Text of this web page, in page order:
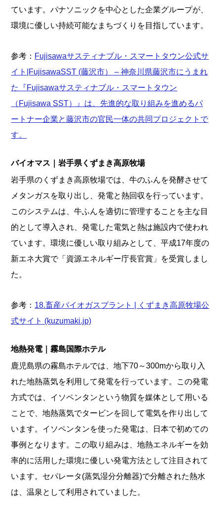
ています。パナソニックを中心とした企業グループが、
環境に優しい持続可能なまちづくりを目指しています。
参考： Fujisawaサスティナブル・スマートタウン公式サ
イト|FujisawaSST (藤沢市） – 神奈川県藤沢市にうまれ
た『Fujisawaサスティナブル・スマートタウン
（Fujisawa SST）』は、先進的な取り組みを進めるパ
ートナー企業と藤沢市の官民一体の共同プロジェクトで
す。
バイオマス｜岩手県くずまき高原牧場
岩手県のくずまき高原牧場では、牛のふんを発酵させて
メタンガスを取り出し、発電と熱回収を行っています。
このシステムは、牛ふんを適切に管理することを主な目
的として導入され、発電した電気と熱は施設内で使われ
ています。環境に優しい取り組みとして、平成17年度の
新エネ大賞で「資源エネルギー庁長官賞」を受賞しまし
た。
参考： 18.畜産バイオガスプラント | くずまき高原牧場公
式サイト (kuzumaki.jp)
地熱発電｜霧島国際ホテル
鹿児島県の霧島ホテルでは、地下70～300mから取り入
れた地熱蒸気を利用して発電を行っています。この発電
方式では、イソペンタンという物質を媒体として用いる
ことで、地熱蒸気でタービンを回して電気を作り出して
います。イソペンタンを使った発電は、日本で初めての
事例となります。この取り組みは、地熱エネルギーを効
率的に活用した環境に優しい発電方法として注目されて
います。セパレータ(蒸気湿分分離器)で分離された熱水
は、温泉として利用されていました。